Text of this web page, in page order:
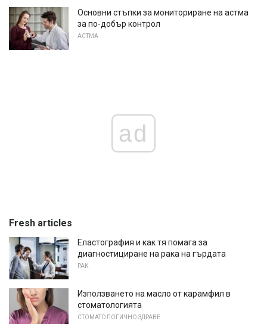
Основни стъпки за мониториране на астма
за по-добър контрол
АСТМА
ad
Fresh articles
Еластография и как тя помага за
диагностициране на рака на гърдата
РАК
Използването на масло от карамфил в
стоматологията
СТОМАТОЛОГИЧНО ЗДРАВЕ